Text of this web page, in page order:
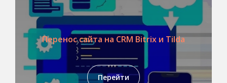
Перенос сайта на CRM Bitrix и Tilda
Перейти